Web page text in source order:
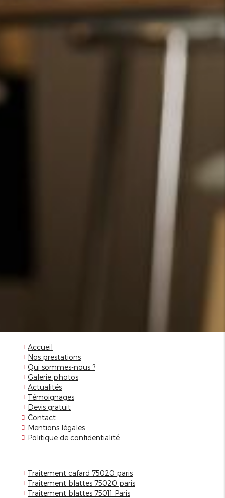
Accueil
Nos prestations
Qui sommes-nous ?
Galerie photos
Actualités
Témoignages
Devis gratuit
Contact
Mentions légales
Politique de confidentialité
Traitement cafard 75020 paris
Traitement blattes 75020 paris
Traitement blattes 75011 Paris